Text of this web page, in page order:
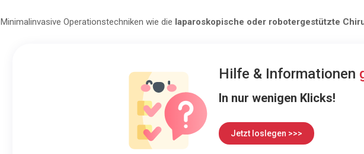
Minimalinvasive Operationstechniken wie die laparoskopische oder robotergestützte
Hilfe & Informationen
In nur wenigen Klicks!
Jetzt loslegen >>>